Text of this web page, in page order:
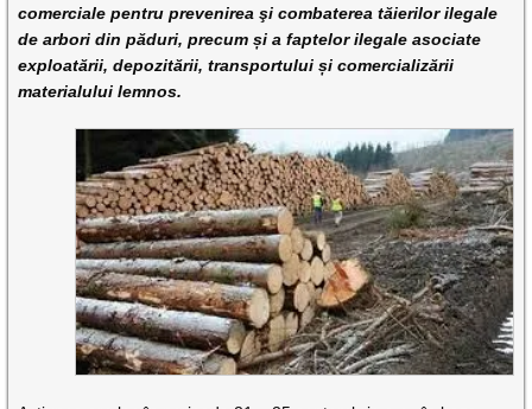
comerciale pentru prevenirea şi combaterea tăierilor ilegale
de arbori din păduri, precum și a faptelor ilegale asociate
exploatării, depozitării, transportului și comercializării
materialului lemnos.